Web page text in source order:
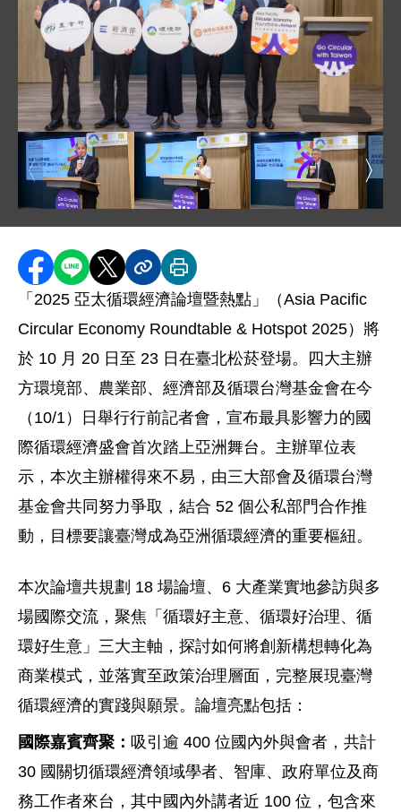
圖片說明：左起，共同主辦單位代表農業部資源永
分享至 Facebook
分享到 LINE
分享到 X分享內容連結
列印本頁
「2025 亞太循環經濟論壇暨熱點」（Asia Pacific
Circular Economy Roundtable & Hotspot 2025）將
於 10 月 20 日至 23 日在臺北松菸登場。四大主辦
方環境部、農業部、經濟部及循環台灣基金會在今
（10/1）日舉行行前記者會，宣布最具影響力的國
際循環經濟盛會首次踏上亞洲舞台。主辦單位表
示，本次主辦權得來不易，由三大部會及循環台灣
基金會共同努力爭取，結合 52 個公私部門合作推
動，目標要讓臺灣成為亞洲循環經濟的重要樞紐。
本次論壇共規劃 18 場論壇、6 大產業實地參訪與多
場國際交流，聚焦「循環好主意、循環好治理、循
環好生意」三大主軸，探討如何將創新構想轉化為
商業模式，並落實至政策治理層面，完整展現臺灣
循環經濟的實踐與願景。論壇亮點包括：
國際嘉賓齊聚： 吸引逾 400 位國內外與會者，共計
30 國關切循環經濟領域學者、智庫、政府單位及商
務工作者來台，其中國內外講者近 100 位，包含來